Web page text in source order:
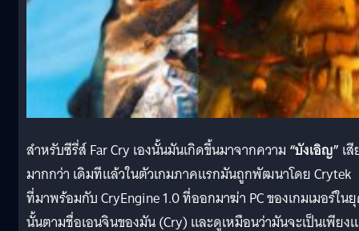
สำหรับซีรี่ส์ Far Cry เองนั้นมันเกิดขึ้นมาจากความ “บังเอิญ” เ
มากกว่า เดิมทีแล้วในตัวเกมภาคแรกมันถูกพัฒนาโดย Crytek
ที่มาพร้อมกับ CryEngine 1.0 ที่ออกมาฆ่า PC ของเกมเมอร์ใน
นั้นตามชื่อเอนจินของมัน (Cry) และดูเหมือนว่ามันจะเป็นเพียง